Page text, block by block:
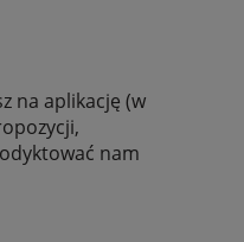
na aplikację (w
nam